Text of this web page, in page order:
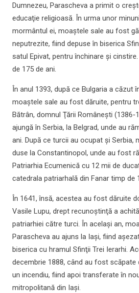
Dumnezeu, Parascheva a primit o
educaţie religioasă. În urma unor
mormântul ei, moaştele sale au fost
neputrezite, fiind depuse în biserica
satul Epivat, pentru închinare şi
de 175 de ani.
În anul 1393, după ce Bulgaria a căzut
moaştele sale au fost dăruite, pentru
Bătrân, domnul Ţării Româneşti (1386-
ajungă în Serbia, la Belgrad, unde au
ani. După ce turcii au ocupat şi
duse la Constantinopol, unde au fost
Patriarhia Ecumenică cu 12 mii de
catedrala patriarhală din Fanar timp de
În 1641, însă, acestea au fost dăruite
Vasile Lupu, drept recunoştinţă a
patriarhiei către turci. În acelaşi an,
Parascheva au ajuns la Iaşi, fiind
biserica cu hramul Sfinţii Trei Ierarhi.
decembrie 1888, când au fost scăpate
un incendiu, fiind apoi transferate în
mitropolitană din Iaşi.